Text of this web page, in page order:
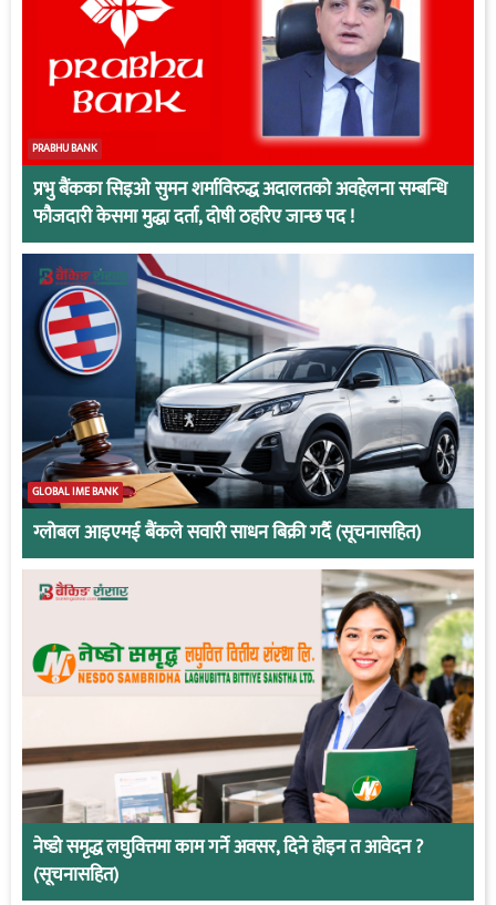
PRABHU BANK
प्रभु बैंकका सिइओ सुमन शर्माविरुद्ध अदालतको अवहेलना सम्बन्धि
फौजदारी केसमा मुद्धा दर्ता, दोषी ठहरिए जान्छ पद !
GLOBAL IME BANK
ग्लोबल आइएमई बैंकले सवारी साधन बिक्री गर्दै (सूचनासहित)
नेष्डो समृद्ध लघुवित्तमा काम गर्ने अवसर, दिने होइन त आवेदन ?
(सूचनासहित)